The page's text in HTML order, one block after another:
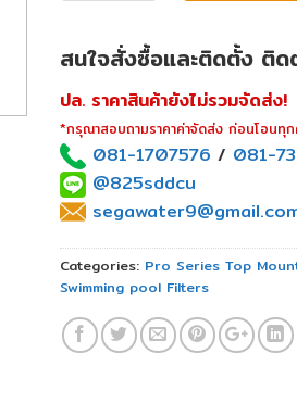
สนใจสั่งซื้อและติดตั้ง ติด
ปล. ราคาสินค้ายังไม่รวมจัดส่ง!
*กรุณาสอบถามราคาค่าจัดส่ง ก่อนโอนทุก
081-1707576 / 081-
@825sddcu
Categories: Pro Series Top
Swimming pool Filters